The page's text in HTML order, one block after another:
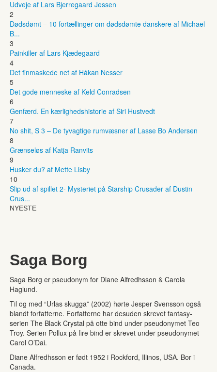
Udveje af Lars Bjerregaard Jessen
2
Dødsdømt – 10 fortællinger om dødsdømte danskere af Michael
B...
3
Painkiller af Lars Kjædegaard
4
Det finmaskede net af Håkan Nesser
5
Det gode menneske af Keld Conradsen
6
Genfærd. En kærlighedshistorie af Siri Hustvedt
7
No shit, S 3 – De tyvagtige rumvæsner af Lasse Bo Andersen
8
Grænseløs af Katja Ranvits
9
Husker du? af Mette Lisby
10
Slip ud af spillet 2- Mysteriet på Starship Crusader af Dustin
Crus...
NYESTE
Saga Borg
Saga Borg er pseudonym for Diane Alfredhsson & Carola
Haglund.
Til og med “Urlas skugga” (2002) hørte Jesper Svensson også
blandt forfatterne. Forfatterne har desuden skrevet fantasy-
serien The Black Crystal på otte bind under pseudonymet Teo
Troy. Serien Pollux på fire bind er skrevet under pseudonymet
Carol O’Dai.
Diane Alfredhsson er født 1952 i Rockford, Illinos, USA. Bor i
Canada.